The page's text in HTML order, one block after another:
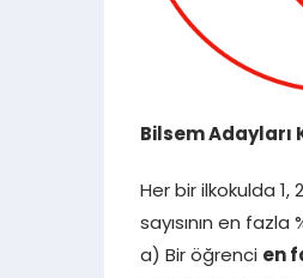
Bilsem Adayları
Her bir ilkokulda 1,
sayısının en
a) Bir öğrenci en